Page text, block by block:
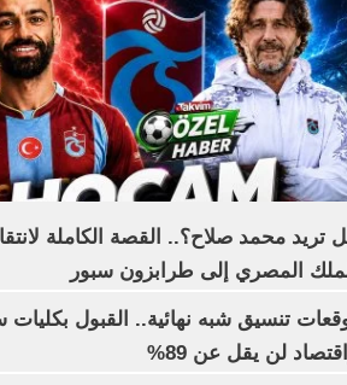
تريد محمد صلاح؟.. القصة الكاملة
المصري إلى طرابزون سبور
تنسيق شبه نهائية.. القبول بكليات
لن يقل عن 89%